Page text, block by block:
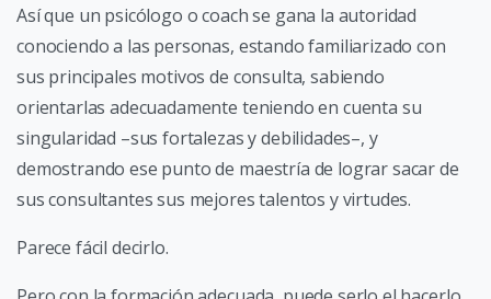
Así que un psicólogo o coach se gana la autoridad
conociendo a las personas, estando familiarizado con
sus principales motivos de consulta, sabiendo
orientarlas adecuadamente teniendo en cuenta su
singularidad –sus fortalezas y debilidades–, y
demostrando ese punto de maestría de lograr sacar de
sus consultantes sus mejores talentos y virtudes.
Parece fácil decirlo.